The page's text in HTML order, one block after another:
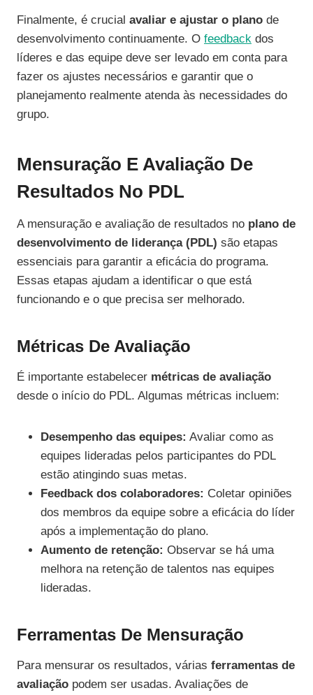
Finalmente, é crucial avaliar e ajustar o plano de
desenvolvimento continuamente. O feedback dos
líderes e das equipe deve ser levado em conta para
fazer os ajustes necessários e garantir que o
planejamento realmente atenda às necessidades do
grupo.
Mensuração E Avaliação De
Resultados No PDL
A mensuração e avaliação de resultados no plano de
desenvolvimento de liderança (PDL) são etapas
essenciais para garantir a eficácia do programa.
Essas etapas ajudam a identificar o que está
funcionando e o que precisa ser melhorado.
Métricas De Avaliação
É importante estabelecer métricas de avaliação
desde o início do PDL. Algumas métricas incluem:
Desempenho das equipes: Avaliar como as
equipes lideradas pelos participantes do PDL
estão atingindo suas metas.
Feedback dos colaboradores: Coletar opiniões
dos membros da equipe sobre a eficácia do líder
após a implementação do plano.
Aumento de retenção: Observar se há uma
melhora na retenção de talentos nas equipes
lideradas.
Ferramentas De Mensuração
Para mensurar os resultados, várias ferramentas de
avaliação podem ser usadas. Avaliações de